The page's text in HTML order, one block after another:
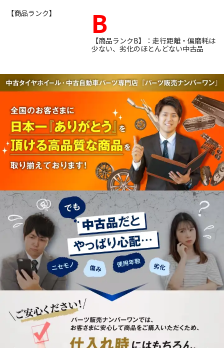
【商品ランク】
B
【商品ランクB】：走行距離・偏磨耗は
少ない、劣化のほとんどない中古品